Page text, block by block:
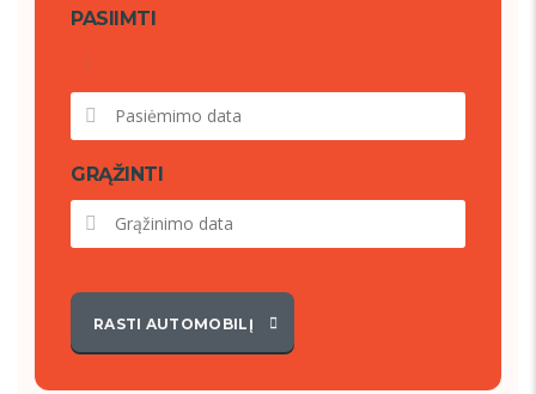
PASIIMTI
GRĄŽINTI
RASTI AUTOMOBILĮ